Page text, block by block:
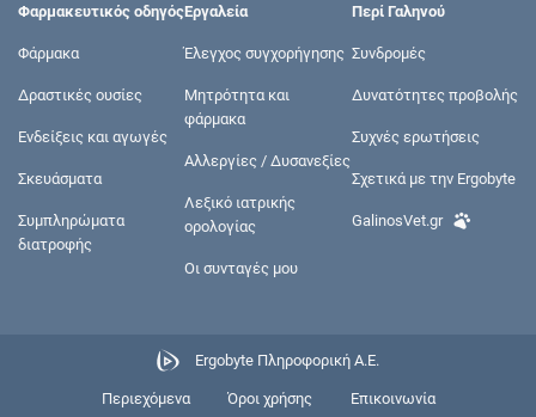
Φαρμακευτικός οδηγός
Φάρμακα
Δραστικές ουσίες
Ενδείξεις και αγωγές
Σκευάσματα
Συμπληρώματα
διατροφής
Εργαλεία
Έλεγχος συγχορήγησης
Μητρότητα και
φάρμακα
Αλλεργίες / Δυσανεξίες
Λεξικό ιατρικής
ορολογίας
Οι συνταγές μου
Περί Γαληνού
Συνδρομές
Δυνατότητες προβολής
Συχνές ερωτήσεις
Σχετικά με την Ergobyte
GalinosVet.gr
Ergobyte Πληροφορική Α.Ε.
Περιεχόμενα Όροι χρήσης Επικοινωνία